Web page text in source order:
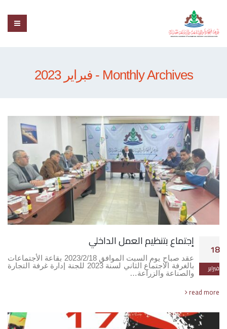
Monthly Archives - فبراير 2023
18
فبراير
إجتماع بتنظيم العمل الداخلي
عقد صباح يوم السبت الموافق 2023/2/18 بقاعة الأجتماعات
بالغرفة الاجتماع الثاني لسنة 2023 للجنة إدارة غرفة التجارة
والصناعة والزراعة…
read more